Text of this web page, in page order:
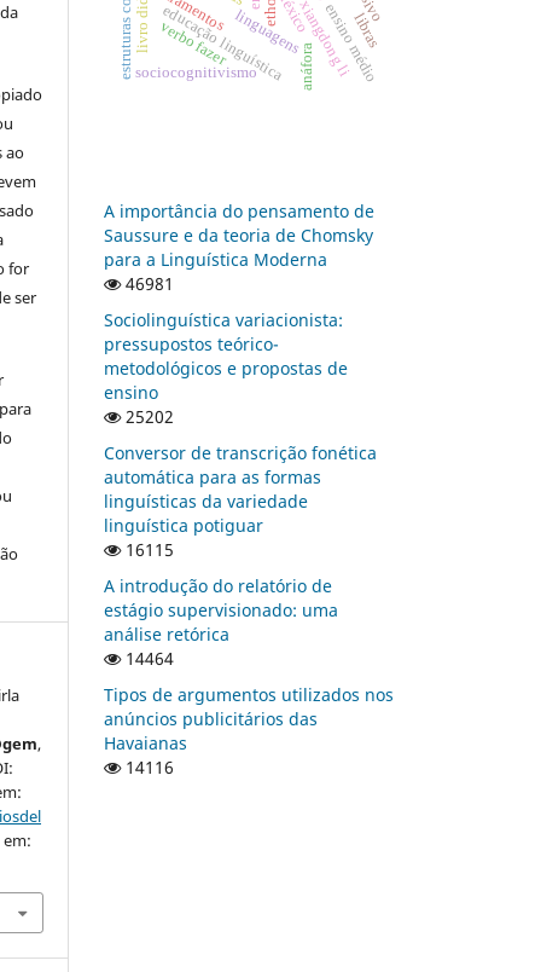
ao
for
ser
,
em:
linguagens
educação linguísticaxiangdong li
sociocognitivismo
verbo fazer anáfora ensino médio
ethosléxico libras
A importância do pensamento de
Saussure e da teoria de Chomsky
para a Linguística Moderna
46981
Sociolinguística variacionista:
pressupostos teórico-
metodológicos e propostas de
ensino
25202
Conversor de transcrição fonética
automática para as formas
linguísticas da variedade
linguística potiguar
16115
A introdução do relatório de
estágio supervisionado: uma
análise retórica
14464
Tipos de argumentos utilizados nos
anúncios publicitários das
Havaianas
14116